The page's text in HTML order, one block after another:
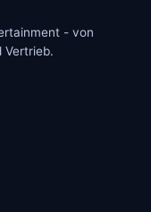
- von
Vertrieb.